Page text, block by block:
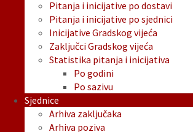
Pitanja i inicijative po dostavi
Pitanja i inicijative po sjednici
Inicijative Gradskog vijeća
Zaključci Gradskog vijeća
Statistika pitanja i inicijativa
Po godini
Po sazivu
Sjednice
Arhiva zaključaka
Arhiva poziva